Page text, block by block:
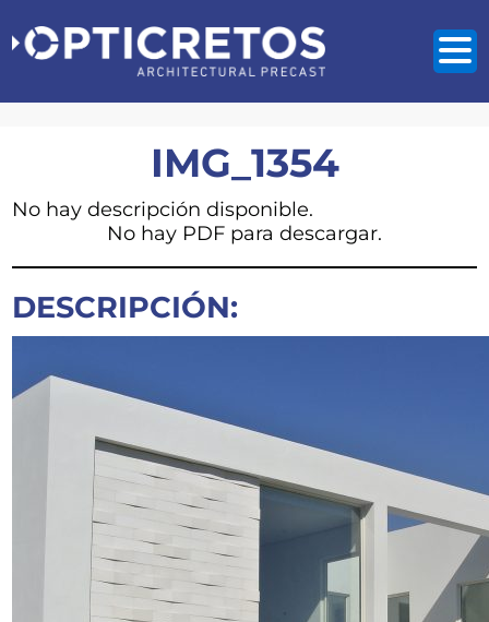
IMG_1354
No hay descripción disponible.
No hay PDF para descargar.
DESCRIPCIÓN: